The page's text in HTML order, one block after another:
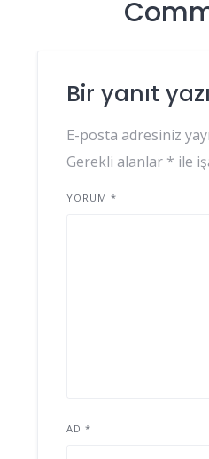
Bir yanıt
E-posta adresiniz
Gerekli alanlar * ile
YORUM *
AD *